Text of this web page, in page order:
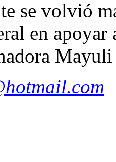
se volvió
en apoyar